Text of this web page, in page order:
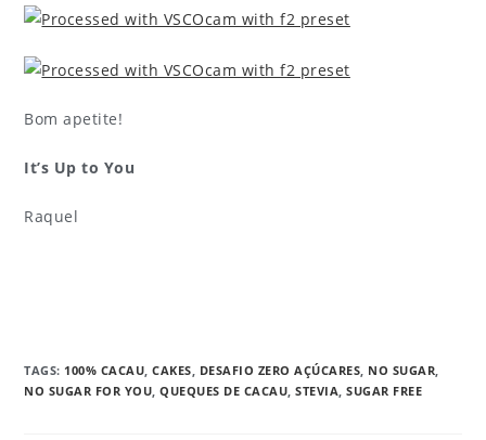
Bom apetite!
It’s Up to You
Raquel
TAGS: 100% CACAU, CAKES, DESAFIO ZERO AÇÚCARES, NO SUGAR,
NO SUGAR FOR YOU, QUEQUES DE CACAU, STEVIA, SUGAR FREE